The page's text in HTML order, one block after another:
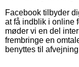
Facebook tilbyder
at få indblik i online
møder vi en del
frembringe en
benyttes til